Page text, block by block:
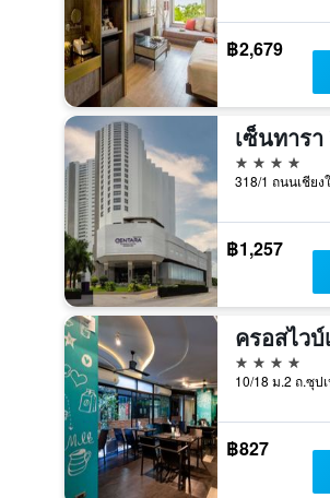
฿2,679
4 ดาว
฿1,257
4 ดาว
฿827